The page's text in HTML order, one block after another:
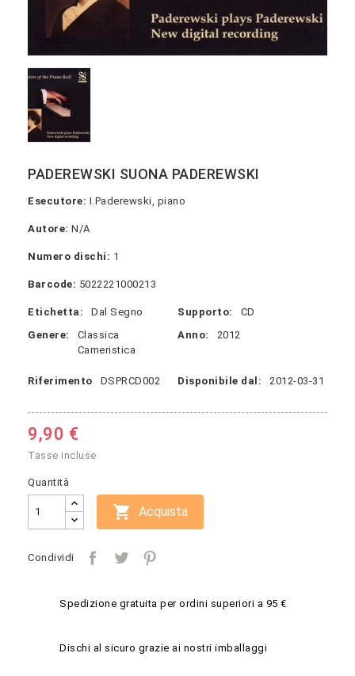
PADEREWSKI SUONA PADEREWSKI
Esecutore: I.Paderewski, piano
Autore: N/A
Numero dischi: 1
Barcode: 5022221000213
Etichetta: Dal Segno Supporto:
CD
Genere:
Classica
Cameristica
Anno: 2012
Riferimento DSPRCD002 Disponibile dal: 2012-03-31
9,90 €
Tasse incluse
Quantità
 Acquista
Condividi
Spedizione gratuita per ordini superiori a 95 €
Dischi al sicuro grazie ai nostri imballaggi